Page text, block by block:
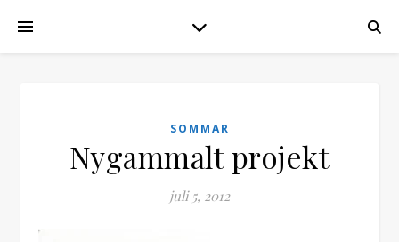
SOMMAR
Nygammalt projekt
juli 5, 2012